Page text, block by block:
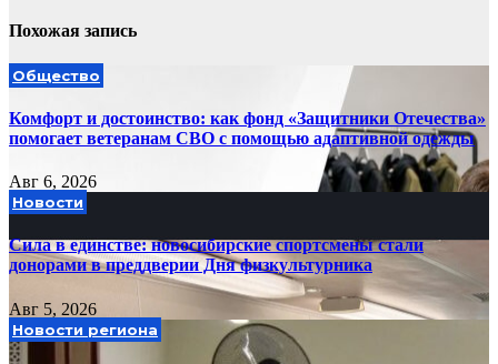
Похожая запись
Общество
Комфорт и достоинство: как фонд «Защитники Отечества»
помогает ветеранам СВО с помощью адаптивной одежды
Авг 6, 2026
Новости
Сила в единстве: новосибирские спортсмены стали
донорами в преддверии Дня физкультурника
Авг 5, 2026
Новости региона